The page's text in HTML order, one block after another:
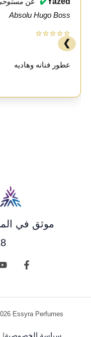
Absolu Hugo Boss
⭐⭐⭐⭐⭐
عطور فنانه وهاديه
❯
موثق في
Essyra Perfumes